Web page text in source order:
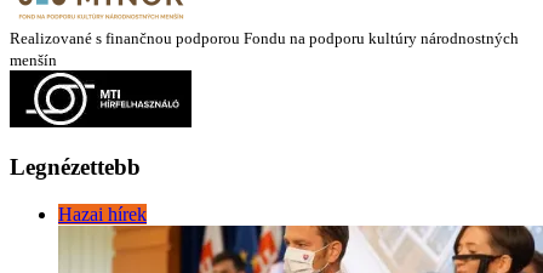
Realizované s finančnou podporou Fondu na podporu kultúry národnostných
menšín
Legnézettebb
Hazai hírek